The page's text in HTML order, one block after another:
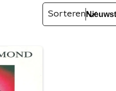
Sorteren